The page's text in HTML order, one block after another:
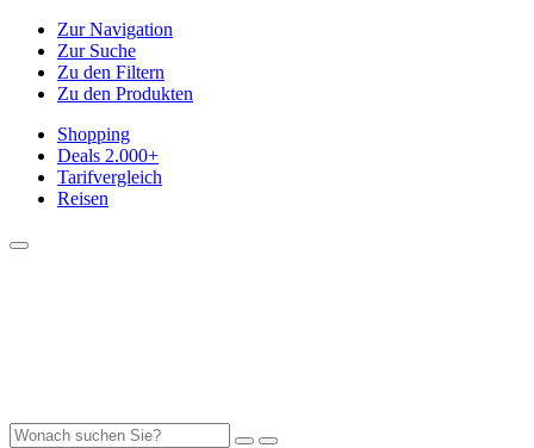
Zur Navigation
Zur Suche
Zu den Filtern
Zu den Produkten
Shopping
Deals 2.000+
Tarifvergleich
Reisen